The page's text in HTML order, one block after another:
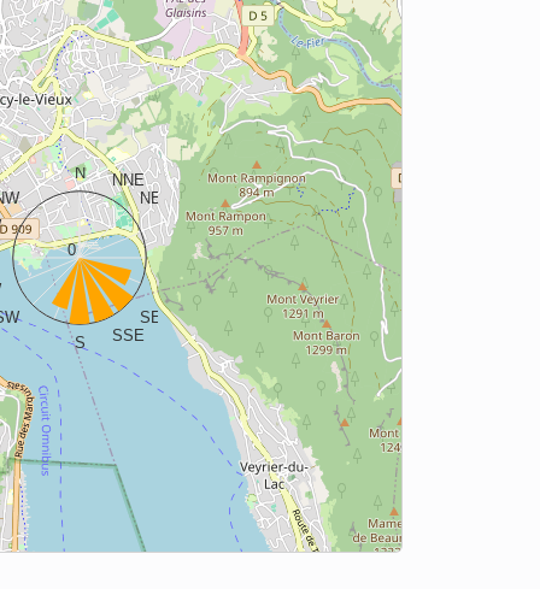
N
NNE
NE
ENE
ESE
SE
SSE
S
0